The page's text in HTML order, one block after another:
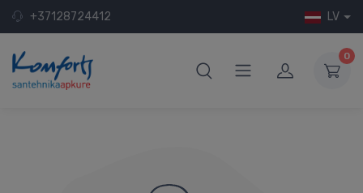
+37128724412 LV
0